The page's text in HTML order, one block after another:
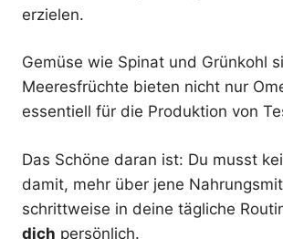
erzielen.
Gemüse wie Spinat und Grünkohl
Meeresfrüchte bieten nicht nur
essentiell für die Produktion von
Das Schöne daran ist: Du musst
damit, mehr über jene
schrittweise in deine tägliche
dich persönlich.